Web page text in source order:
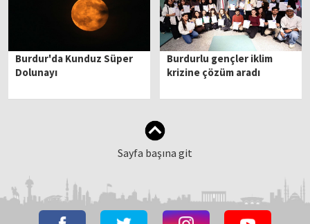
Burdur'da Kunduz Süper
Dolunayı
Burdurlu gençler iklim
krizine çözüm aradı
Sayfa başına git